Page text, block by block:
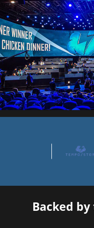
Backed